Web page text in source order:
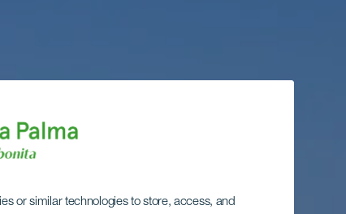
or similar technologies to store, access, and